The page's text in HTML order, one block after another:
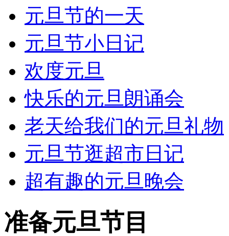
元旦节的一天
元旦节小日记
欢度元旦
快乐的元旦朗诵会
老天给我们的元旦礼物
元旦节逛超市日记
超有趣的元旦晚会
准备元旦节目